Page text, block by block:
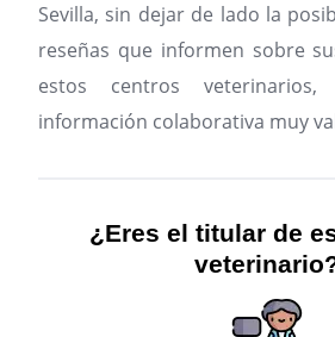
Sevilla, sin dejar de lado la
reseñas que informen sobre
estos centros
información colaborativa muy
¿Eres el titular de